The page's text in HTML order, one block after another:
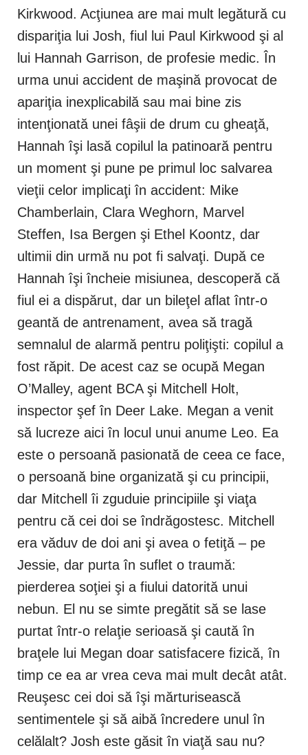
Kirkwood. Acţiunea are mai mult legătură cu
dispariţia lui Josh, fiul lui Paul Kirkwood şi al
lui Hannah Garrison, de profesie medic. În
urma unui accident de maşină provocat de
apariţia inexplicabilă sau mai bine zis
intenţionată unei fâşii de drum cu gheaţă,
Hannah îşi lasă copilul la patinoară pentru
un moment şi pune pe primul loc salvarea
vieţii celor implicaţi în accident: Mike
Chamberlain, Clara Weghorn, Marvel
Steffen, Isa Bergen şi Ethel Koontz, dar
ultimii din urmă nu pot fi salvaţi. După ce
Hannah îşi încheie misiunea, descoperă că
fiul ei a dispărut, dar un bileţel aflat într-o
geantă de antrenament, avea să tragă
semnalul de alarmă pentru poliţişti: copilul a
fost răpit. De acest caz se ocupă Megan
O’Malley, agent BCA şi Mitchell Holt,
inspector şef în Deer Lake. Megan a venit
să lucreze aici în locul unui anume Leo. Ea
este o persoană pasionată de ceea ce face,
o persoană bine organizată şi cu principii,
dar Mitchell îi zguduie principiile şi viaţa
pentru că cei doi se îndrăgostesc. Mitchell
era văduv de doi ani şi avea o fetiţă – pe
Jessie, dar purta în suflet o traumă:
pierderea soţiei şi a fiului datorită unui
nebun. El nu se simte pregătit să se lase
purtat într-o relaţie serioasă şi caută în
braţele lui Megan doar satisfacere fizică, în
timp ce ea ar vrea ceva mai mult decât atât.
Reuşesc cei doi să îşi mărturisească
sentimentele şi să aibă încredere unul în
celălalt? Josh este găsit în viaţă sau nu?